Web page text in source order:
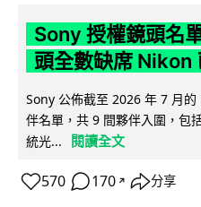
Sony 授權鏡頭名
頭全數缺席 Nikon
Sony 公佈截至 2026 年 7 月
伴名單，共 9 間夥伴入圍，包
統光...
閱讀全文
570 170 ↗ 分享